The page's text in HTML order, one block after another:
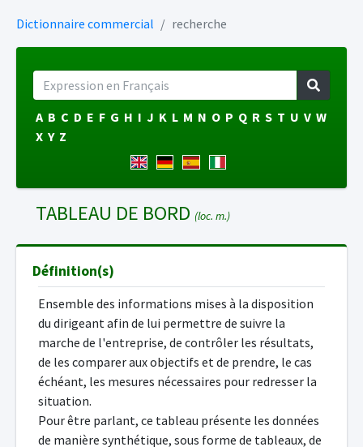
Dictionnaire commercial recherche
A B C D E F G H I J K L M N O P Q R S T U V W
X Y Z
TABLEAU DE BORD (loc. m.)
Définition(s)
Ensemble des informations mises à la disposition
du dirigeant afin de lui permettre de suivre la
marche de l'entreprise, de contrôler les résultats,
de les comparer aux objectifs et de prendre, le cas
échéant, les mesures nécessaires pour redresser la
situation.
Pour être parlant, ce tableau présente les données
de manière synthétique, sous forme de tableaux, de